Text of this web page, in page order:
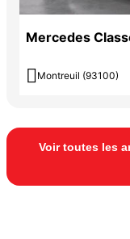
Mercedes
 Montreuil (93100)
Voir toutes les